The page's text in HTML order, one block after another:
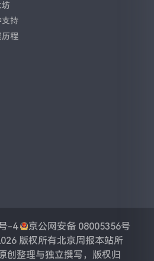
坊
支持
历程
-4
京公网安备 08005356号
版权所有北京周报本站所
创整理与独立撰写，版权归